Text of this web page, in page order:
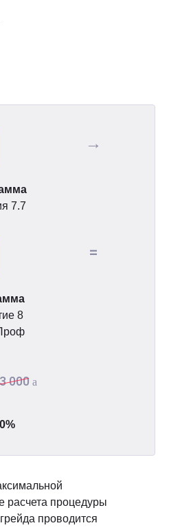
7.7
→
8
=
000 a
расчета процедуры
проводится